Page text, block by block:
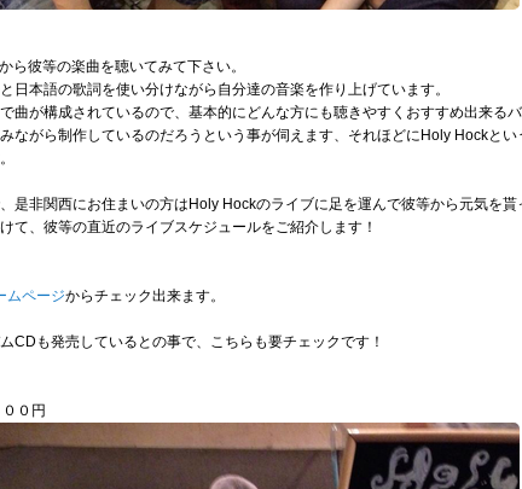
から彼等の楽曲を聴いてみて下さい。
日本語の歌詞を使い分けながら自分達の音楽を作り上げています。
曲が構成されているので、基本的にどんな方にも聴きやすくおすすめ出来るバ
ながら制作しているのだろうという事が伺えます、それほどにHoly Hockと
是非関西にお住まいの方はHoly Hockのライブに足を運んで彼等から元気を貰
て、彼等の直近のライブスケジュールをご紹介します！
ムページからチェック出来ます。
CDも発売しているとの事で、こちらも要チェックです！
０円